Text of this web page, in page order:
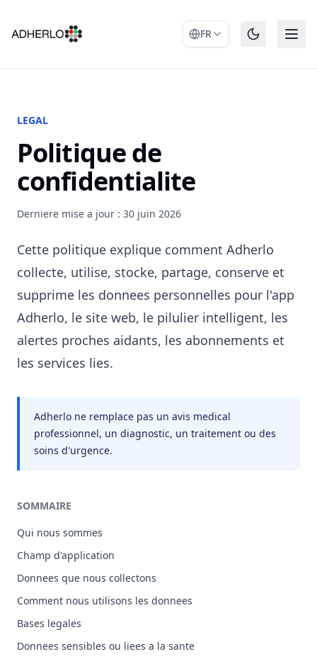
FR
LEGAL
Politique de
confidentialite
Derniere mise a jour : 30 juin 2026
Cette politique explique comment Adherlo
collecte, utilise, stocke, partage, conserve et
supprime les donnees personnelles pour l'app
Adherlo, le site web, le pilulier intelligent, les
alertes proches aidants, les abonnements et
les services lies.
Adherlo ne remplace pas un avis medical
professionnel, un diagnostic, un traitement ou des
soins d'urgence.
SOMMAIRE
Qui nous sommes
Champ d'application
Donnees que nous collectons
Comment nous utilisons les donnees
Bases legales
Donnees sensibles ou liees a la sante